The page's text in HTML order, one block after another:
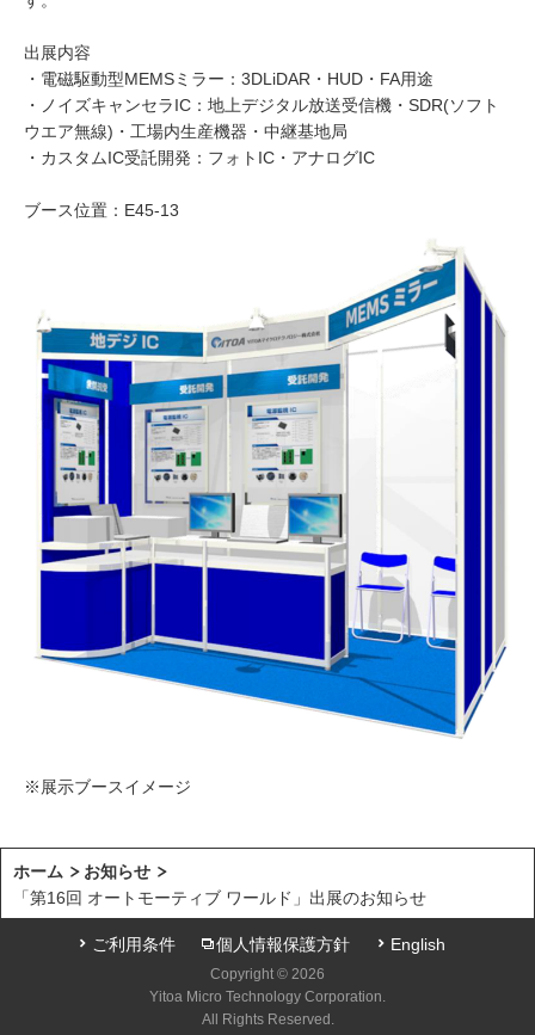
出展内容
・電磁駆動型MEMSミラー：3DLiDAR・HUD・FA用途
・ノイズキャンセラIC：地上デジタル放送受信機・SDR(ソフト
ウエア無線)・工場内生産機器・中継基地局
・カスタムIC受託開発：フォトIC・アナログIC
ブース位置：E45-13
※展示ブースイメージ
ホーム
お知らせ
「第16回 オートモーティブ ワールド」出展のお知らせ
ご利用条件 個人情報保護方針 English
Copyright © 2026
Yitoa Micro Technology Corporation.
All Rights Reserved.